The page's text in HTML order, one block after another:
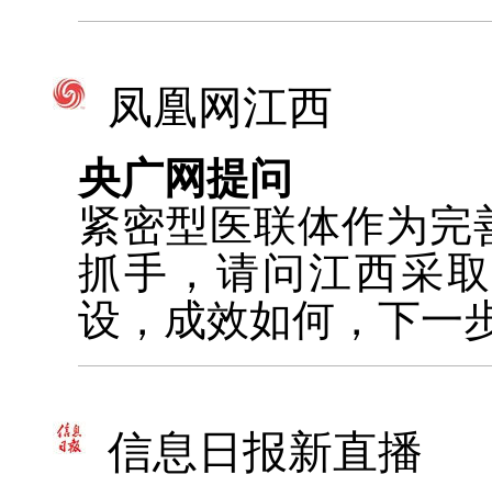
凤凰网江西
央广网提问
紧密型医联体作为
抓手，请问江西采
设，成效如何，下一
信息日报新直播